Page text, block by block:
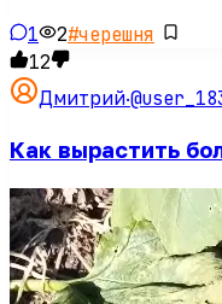
1 2#черешня
12
Дмитрий·
Как вырастить